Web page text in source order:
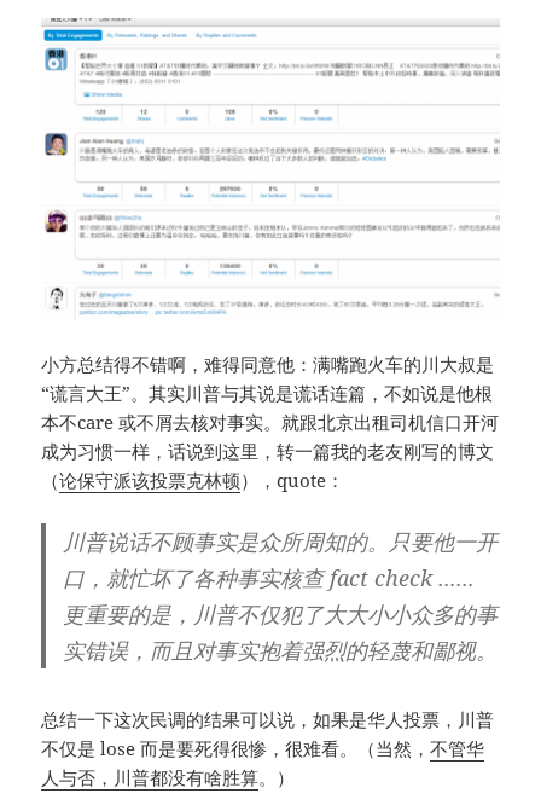
小方总结得不错啊，难得同意他：满嘴跑火车的川大叔是
“谎言大王”。其实川普与其说是谎话连篇，不如说是他根
本不care 或不屑去核对事实。就跟北京出租司机信口开河
成为习惯一样，话说到这里，转一篇我的老友刚写的博文
（论保守派该投票克林顿），quote：
川普说话不顾事实是众所周知的。只要他一开
口，就忙坏了各种事实核查 fact check ......
更重要的是，川普不仅犯了大大小小众多的事
实错误，而且对事实抱着强烈的轻蔑和鄙视。
总结一下这次民调的结果可以说，如果是华人投票，川普
不仅是 lose 而是要死得很惨，很难看。（当然，不管华
人与否，川普都没有啥胜算。）